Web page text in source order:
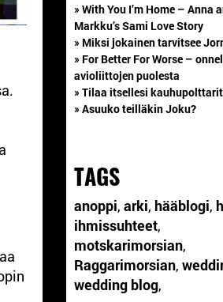
» With You I’m Home – Anna
Markku’s Sami Love Story
» Miksi jokainen tarvitsee
» For Better For Worse –
avioliittojen puolesta
» Tilaa itsellesi
» Asuuko teilläkin Joku?
TAGS
anoppi, arki, hääblogi,
ihmissuhteet,
motskarimorsian,
Raggarimorsian,
wedding blog,